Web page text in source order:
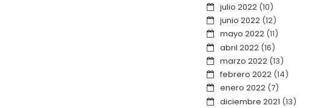
julio 2022(10)
junio 2022(12)
mayo 2022(11)
abril 2022(16)
marzo 2022(13)
febrero 2022(14)
enero 2022(7)
diciembre 2021 (13)